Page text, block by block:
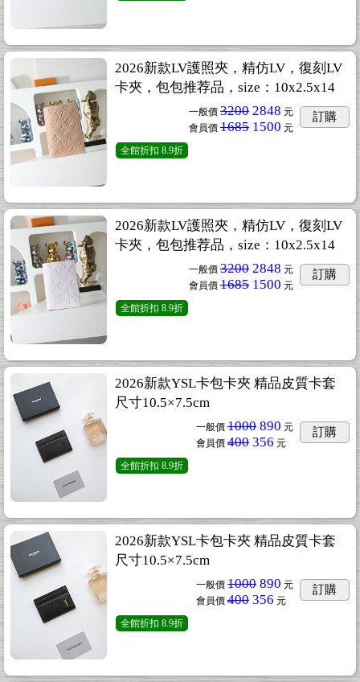
2026新款LV護照夾，精仿LV，復刻LV
卡夾，包包推荐品，size：10x2.5x14
一般價 3200 2848 元
會員價 1685 1500 元
訂購
全館折扣 8.9折
2026新款LV護照夾，精仿LV，復刻LV
卡夾，包包推荐品，size：10x2.5x14
一般價 3200 2848 元
會員價 1685 1500 元
訂購
全館折扣 8.9折
2026新款YSL卡包卡夾 精品皮質卡套
尺寸10.5×7.5cm
一般價 1000 890 元
會員價 400 356 元
訂購
全館折扣 8.9折
2026新款YSL卡包卡夾 精品皮質卡套
尺寸10.5×7.5cm
一般價 1000 890 元
會員價 400 356 元
訂購
全館折扣 8.9折